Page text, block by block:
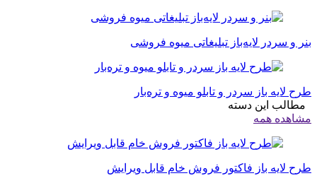
بنر و سردر لایه‌باز تبلیغاتی میوه فروشی
طرح لایه باز سردر و تابلو میوه و تره‌بار
مطالب این دسته
مشاهده همه
طرح لایه باز فاکتور فروش خام قابل ویرایش